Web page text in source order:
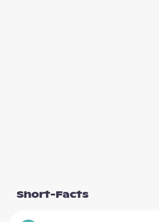
Short-Facts